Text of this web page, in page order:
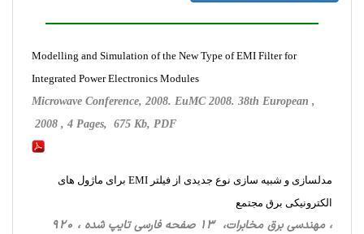
Modelling and Simulation of the New Type of EMI Filter for
Integrated Power Electronics Modules
Microwave Conference, 2008. EuMC 2008. 38th European ,
2008 , 4 Pages, 675 Kb, PDF
مدلسازی و شبیه سازی نوع جدیدی از فیلتر EMI برای ماژول های
الکترونیکی برق مجتمع
، مهندسی برق مخابرات، 13 صفحه فارسی تایپ شده ، 920